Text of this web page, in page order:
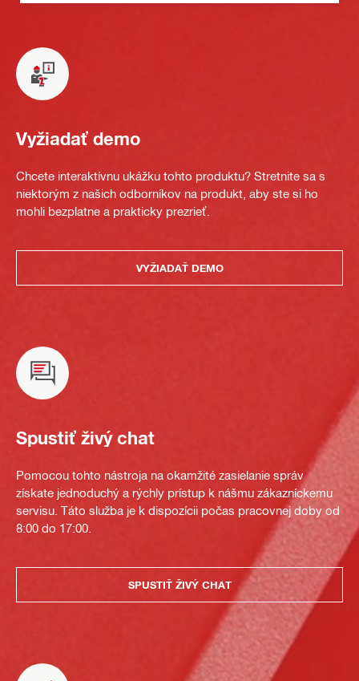
Vyžiadať demo
Chcete interaktívnu ukážku tohto produktu? Stretnite sa s
niektorým z našich odborníkov na produkt, aby ste si ho
mohli bezplatne a prakticky prezrieť.
VYŽIADAŤ DEMO
Spustiť živý chat
Pomocou tohto nástroja na okamžité zasielanie správ
získate jednoduchý a rýchly prístup k nášmu zákazníckemu
servisu. Táto služba je k dispozícii počas pracovnej doby od
8:00 do 17:00.
SPUSTIŤ ŽIVÝ CHAT